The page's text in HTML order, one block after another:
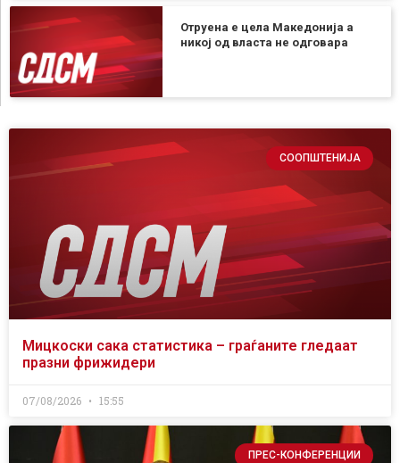
Отруена е цела Македонија а
никој од власта не одговара
СООПШТЕНИЈА
Мицкоски сака статистика – граѓаните гледаат
празни фрижидери
07/08/2026 15:55
ПРЕС-КОНФЕРЕНЦИИ